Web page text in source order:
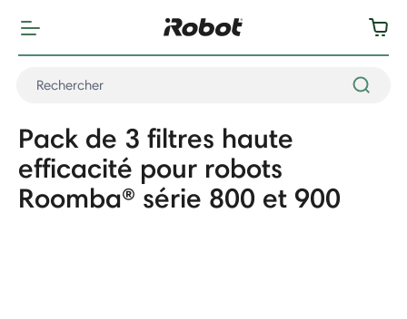
Pack de 3 filtres haute
efficacité pour robots
Roomba® série 800 et 900